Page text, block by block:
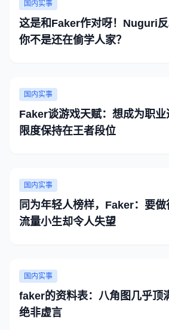
国内实事
这是和Faker作对呀！Nuguri反
你不是还在偷学人家？
国内实事
Faker谈游戏天赋：想成为职
限度保持在王者段位
国内实事
同为年轻人榜样，Faker：要做
流量小生却令人失望
国内实事
faker的资料表：八角图几乎顶
绝非虚言